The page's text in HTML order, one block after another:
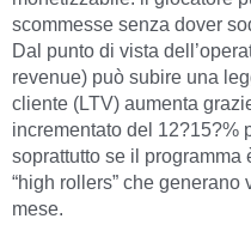
scommesse senza dover
Dal punto di vista
revenue) può subire una
cliente (LTV) aumenta
incrementato del 12?15?%
soprattutto se il programma
“high rollers” che
mese.